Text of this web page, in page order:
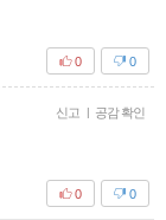
0
0
신고 공감 확인
0
0